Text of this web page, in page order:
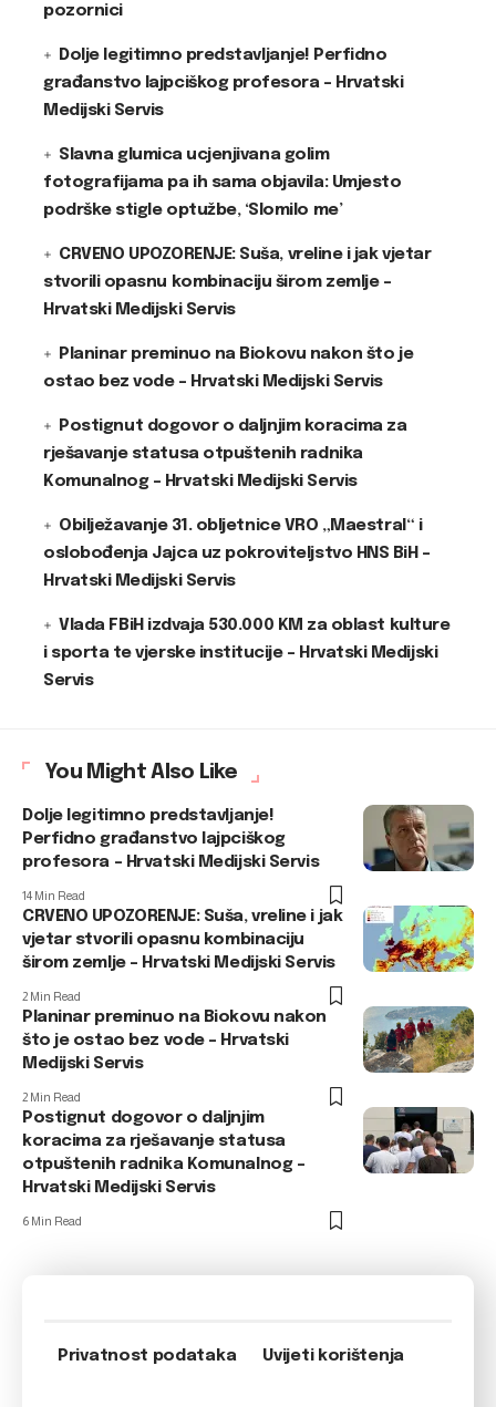
pozornici
Dolje legitimno predstavljanje! Perfidno
građanstvo lajpciškog profesora – Hrvatski
Medijski Servis
Slavna glumica ucjenjivana golim
fotografijama pa ih sama objavila: Umjesto
podrške stigle optužbe, ‘Slomilo me’
CRVENO UPOZORENJE: Suša, vreline i jak vjetar
stvorili opasnu kombinaciju širom zemlje –
Hrvatski Medijski Servis
Planinar preminuo na Biokovu nakon što je
ostao bez vode – Hrvatski Medijski Servis
Postignut dogovor o daljnjim koracima za
rješavanje statusa otpuštenih radnika
Komunalnog – Hrvatski Medijski Servis
Obilježavanje 31. obljetnice VRO „Maestral“ i
oslobođenja Jajca uz pokroviteljstvo HNS BiH –
Hrvatski Medijski Servis
Vlada FBiH izdvaja 530.000 KM za oblast kulture
i sporta te vjerske institucije – Hrvatski Medijski
Servis
You Might Also Like
Dolje legitimno predstavljanje!
Perfidno građanstvo lajpciškog
profesora – Hrvatski Medijski Servis
14 Min Read
CRVENO UPOZORENJE: Suša, vreline i jak
vjetar stvorili opasnu kombinaciju
širom zemlje – Hrvatski Medijski Servis
2 Min Read
Planinar preminuo na Biokovu nakon
što je ostao bez vode – Hrvatski
Medijski Servis
2 Min Read
Postignut dogovor o daljnjim
koracima za rješavanje statusa
otpuštenih radnika Komunalnog –
Hrvatski Medijski Servis
6 Min Read
Privatnost podataka Uvijeti korištenja